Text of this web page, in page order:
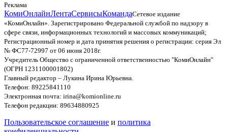
Реклама
КомиОнлайнЛентаСервисыКомандаСетевое издание
«КомиОнлайн». Зарегистрировано Федеральной службой по надзору в
сфере связи, информационных технологий и массовых коммуникаций;
Регистрационный номер и дата принятия решения о регистрации: серия Эл
№ ФС77-72997 от 06 июня 2018г.
Учредитель Общество с ограниченной ответственностью "КомиОнлайн"
(ОГРН 1231100001802)
Главный редактор – Лукина Ирина Юрьевна.
Телефон: 89225841110
Электронная почта: irina@komionline.ru
Телефон редакции: 89634880925
Пользовательское соглашение и политика